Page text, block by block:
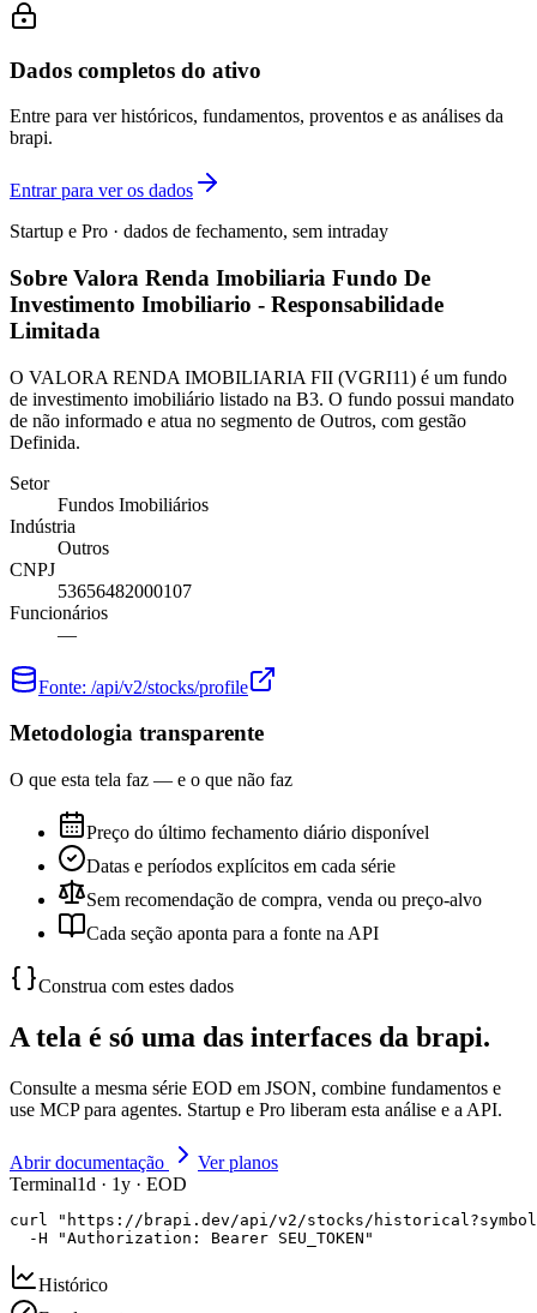
Dados completos do ativo
Entre para ver históricos, fundamentos, proventos e as análises da
brapi.
Entrar para ver os dados
Startup e Pro · dados de fechamento, sem intraday
Sobre Valora Renda Imobiliaria Fundo De
Investimento Imobiliario - Responsabilidade
Limitada
O VALORA RENDA IMOBILIARIA FII (VGRI11) é um fundo
de investimento imobiliário listado na B3. O fundo possui mandato
de não informado e atua no segmento de Outros, com gestão
Definida.
Setor
Fundos Imobiliários
Indústria
Outros
CNPJ
53656482000107
Funcionários
—
Fonte: /api/v2/stocks/profile
Metodologia transparente
O que esta tela faz — e o que não faz
Preço do último fechamento diário disponível
Datas e períodos explícitos em cada série
Sem recomendação de compra, venda ou preço-alvo
Cada seção aponta para a fonte na API
Construa com estes dados
A tela é só uma das interfaces da brapi.
Consulte a mesma série EOD em JSON, combine fundamentos e
use MCP para agentes. Startup e Pro liberam esta análise e a API.
Abrir documentação
Ver planos
Terminal1d · 1y · EOD
curl "https://brapi.dev/api/v2/stocks/
  -H "Authorization: Bearer SEU_TOKEN"
Histórico